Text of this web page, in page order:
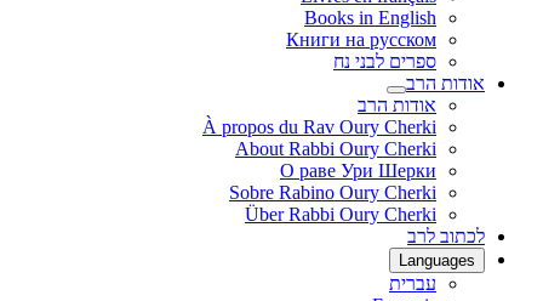
Books in English
Книги на русском
ספרים לבני נח
אודות הרב
אודות הרב
À propos du Rav Oury Cherki
About Rabbi Oury Cherki
О раве Ури Шерки
Sobre Rabino Oury Cherki
Über Rabbi Oury Cherki
לכתוב לרב
Languages
עברית